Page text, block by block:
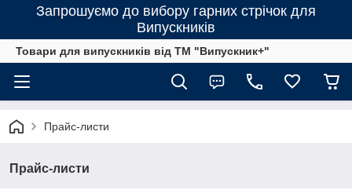
Запрошуємо до вибору гарних стрічок для
Випускників
Товари для випускників від ТМ "Випускник+"
Прайс-листи
Прайс-листи